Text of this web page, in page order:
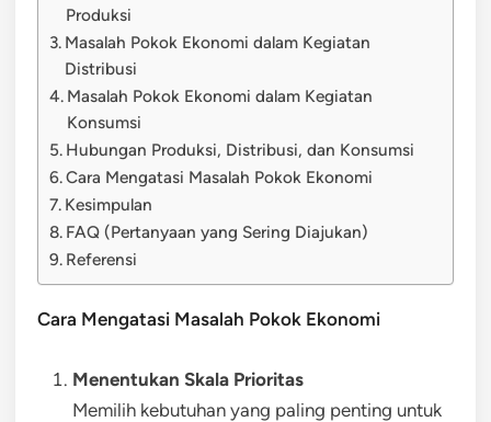
Produksi
Masalah Pokok Ekonomi dalam Kegiatan
Distribusi
Masalah Pokok Ekonomi dalam Kegiatan
Konsumsi
Hubungan Produksi, Distribusi, dan Konsumsi
Cara Mengatasi Masalah Pokok Ekonomi
Kesimpulan
FAQ (Pertanyaan yang Sering Diajukan)
Referensi
Cara Mengatasi Masalah Pokok Ekonomi
Menentukan Skala Prioritas
Memilih kebutuhan yang paling penting untuk